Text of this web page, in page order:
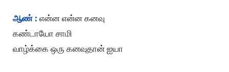
ஆண் : என்ன என்ன கனவு
கண்டாயோ சாமி
வாழ்க்கை ஒரு கனவுதான் ஐயா